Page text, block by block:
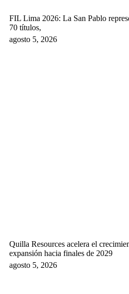
FIL Lima 2026: La San Pablo
70 títulos,
agosto 5, 2026
Quilla Resources acelera el
expansión hacia finales de 2029
agosto 5, 2026